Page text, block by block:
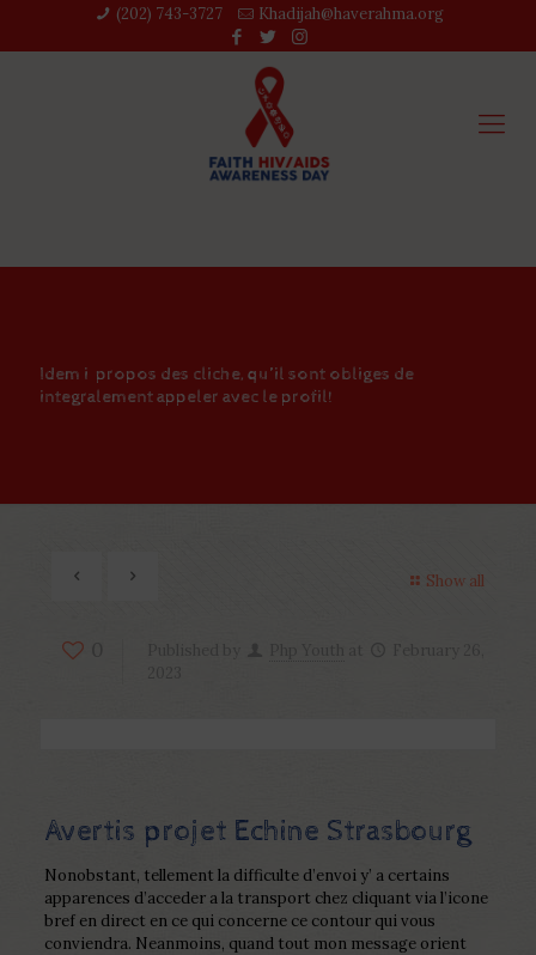
(202) 743-3727‬ Khadijah@haverahma.org
Idem i propos des cliche, qu’il sont obliges de
integralement appeler avec le profil!
Show all
Avertis projet Echine Strasbourg
Nonobstant, tellement la difficulte d’envoi y’ a certains
apparences d’acceder a la transport chez cliquant via l’icone
bref en direct en ce qui concerne ce contour qui vous
conviendra. Neanmoins, quand tout mon message orient